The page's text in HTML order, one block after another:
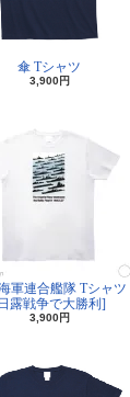
傘 Tシャツ
3,900円
軍連合艦隊 Tシャツ
露戦争で大勝利]
3,900円